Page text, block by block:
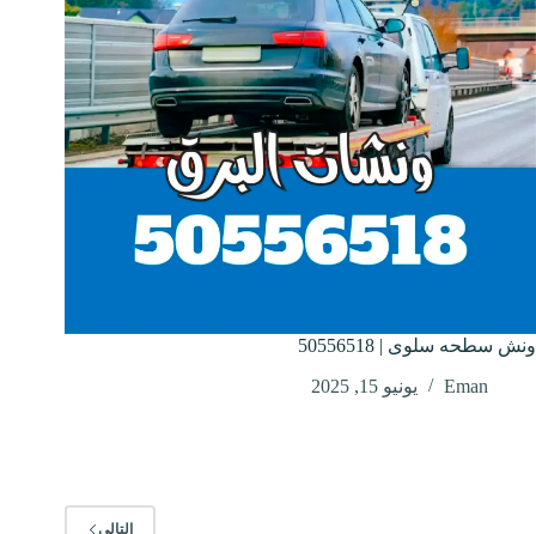
ونش سطحه سلوى | 50556518
Eman
يونيو 15, 2025
التالي